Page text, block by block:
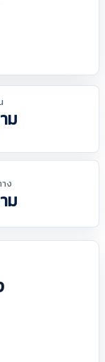
ม
ง
ม